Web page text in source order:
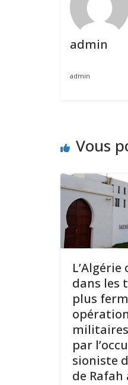
admin
admin
Vous
dans les
plus
par
sioniste
de Rafah